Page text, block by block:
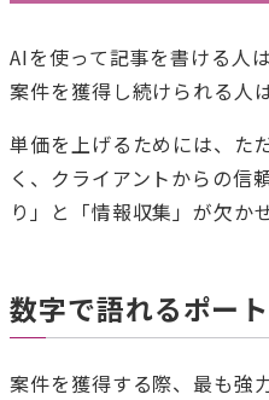
AIを使って記事を書ける人
案件を獲得し続けられる人
単価を上げるためには、た
く、クライアントからの信
り」と「情報収集」が欠か
数字で語れるポー
案件を獲得する際、最も強